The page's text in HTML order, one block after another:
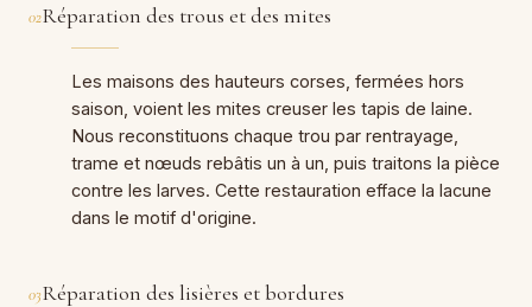
02Réparation des trous et des mites
Les maisons des hauteurs corses, fermées hors
saison, voient les mites creuser les tapis de laine.
Nous reconstituons chaque trou par rentrayage,
trame et nœuds rebâtis un à un, puis traitons la pièce
contre les larves. Cette restauration efface la lacune
dans le motif d'origine.
03Réparation des lisières et bordures